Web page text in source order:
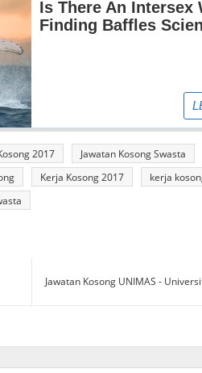
2017
Jawatan Kosong Swasta
Kerja Kosong 2017
kerja
Jawatan Kosong UNIMAS -